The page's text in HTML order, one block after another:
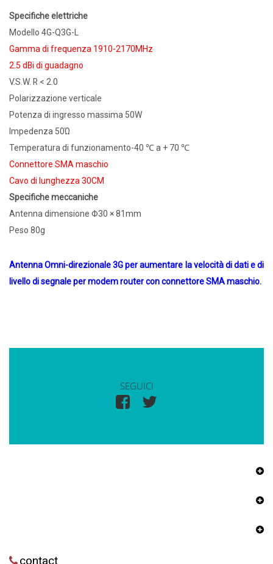
Specifiche elettriche
Modello 4G-Q3G-L
Gamma di frequenza 1910-2170MHz
2.5 dBi di guadagno
V.S.W. R < 2.0
Polarizzazione verticale
Potenza di ingresso massima 50W
Impedenza 50Ώ
Temperatura di funzionamento-40 ℃ a + 70 ℃
Connettore SMA maschio
Cavo di lunghezza 30CM
Specifiche meccaniche
Antenna dimensione Φ30 × 81mm
Peso 80g
Antenna Omni-direzionale 3G per aumentare la velocità di dati e di
livello di segnale per modem router con connettore SMA maschio.
SEGUICI
contact